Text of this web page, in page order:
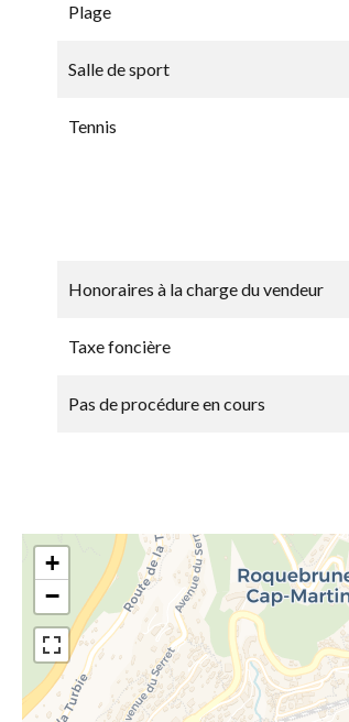
Plage
Salle de sport
Tennis
Honoraires à la charge du vendeur
Taxe foncière
Pas de procédure en cours
+
−